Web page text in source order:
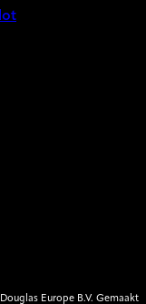
Display text from
Display text
missing Display text
Europe B.V. Gemaakt